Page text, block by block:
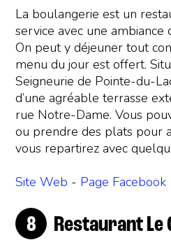
La boulangerie est un
service avec une
On peut y déjeuner tout
menu du jour est offert.
Seigneurie de Pointe-du-
d’une agréable terrasse
rue Notre-Dame. Vous
ou prendre des plats pour
vous repartirez avec
Site Web - Page Facebook
Restaurant Le